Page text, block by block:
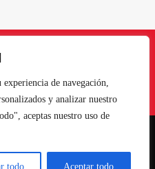
de navegación,
y analizar nuestro
aceptas nuestro uso de
todo Aceptar todo
DERECHOS RESERVADOS